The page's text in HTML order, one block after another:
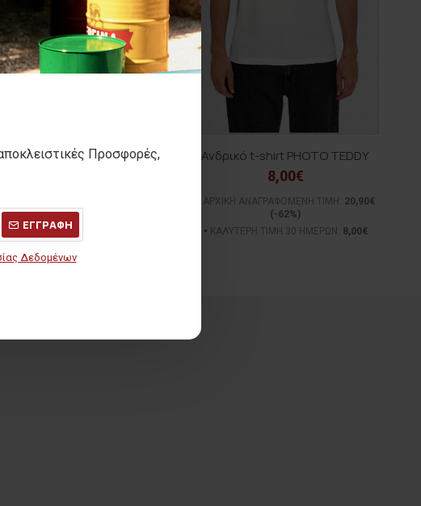
Προσφορές,
ΕΓΓΡΑΦΗ
Δεδομένων
Ανδρικό t-shirt RACCOON
(-50%)
ΚΑΛΥΤΕΡΗ ΤΙΜΗ 30 ΗΜΕΡΩΝ:
Ανδρικό t-shirt PHOTO TEDDY
8,00€
ΑΡΧΙΚΗ ΑΝΑΓΡΑΦΟΜΕΝΗ ΤΙΜΗ:
20,90€
(-62%)
ΚΑΛΥΤΕΡΗ ΤΙΜΗ 30 ΗΜΕΡΩΝ:
8,00€